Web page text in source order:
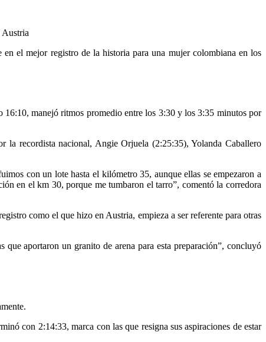
Austria
el mejor registro de la historia para una mujer colombiana en los
manejó ritmos promedio entre los 3:30 y los 3:35 minutos por
la recordista nacional, Angie Orjuela (2:25:35), Yolanda Caballero
con un lote hasta el kilómetro 35, aunque ellas se empezaron a
en el km 30, porque me tumbaron el tarro”, comentó la corredora
como el que hizo en Austria, empieza a ser referente para otras
aportaron un granito de arena para esta preparación”, concluyó
con 2:14:33, marca con las que resigna sus aspiraciones de estar